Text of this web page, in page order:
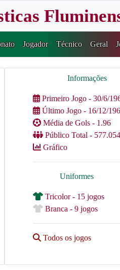
Jogador Técnico Geral
Informações
Primeiro Jogo - 30/6/
Último Jogo - 16/12/
Média de Gols - 1.96
Público Total - 577.054
Gráfico
Uniformes
Tricolor - 15 jogos
Branca - 9 jogos
Todos os jogos